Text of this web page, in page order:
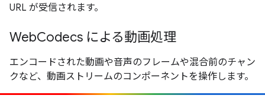
URL が受信されます。
WebCodecs による動画処理
エンコードされた動画や音声のフレームや混合前のチャン
クなど、動画ストリームのコンポーネントを操作します。